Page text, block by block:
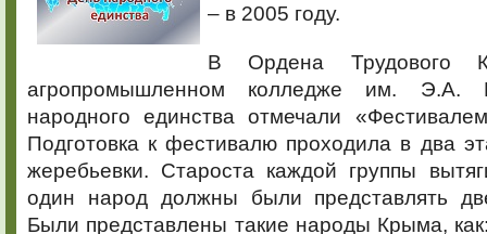
– в 2005 году.
В Ордена Трудового
агропромышленном колледже им. Э.А.
народного единства отмечали
Подготовка к фестивалю проходила в два
жеребьевки. Староста каждой группы
один народ должны были представлять
Были представлены такие народы Крыма,